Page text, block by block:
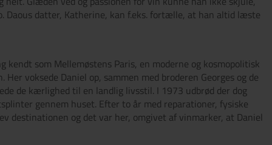
Daous datter, Katherine, kan f.eks. fortælle, at han altid læste
kendt som Mellemøstens Paris, en moderne og kosmopolitisk
voksede Daniel op, sammen med broderen Georges og de
de kærlighed til en landlig livsstil. I 1973 udbrød der dog
gennem huset. Efter to år med reparationer, fysiske
destinationen og det var her, omgivet af vinmarker, at Daniel